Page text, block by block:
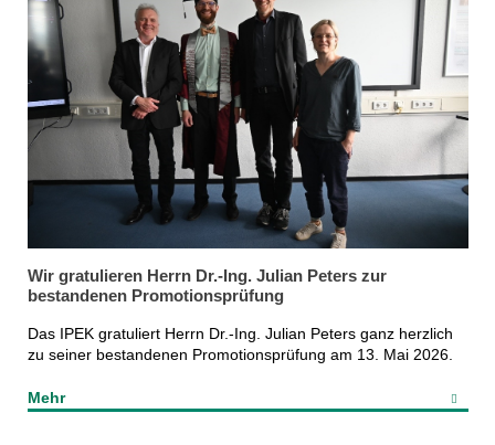
Wir gratulieren Herrn Dr.-Ing. Julian Peters zur
bestandenen Promotionsprüfung
Das IPEK gratuliert Herrn Dr.-Ing. Julian Peters ganz herzlich
zu seiner bestandenen Promotionsprüfung am 13. Mai 2026.
Mehr